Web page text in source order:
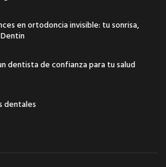
en ortodoncia invisible: tu sonrisa,
dentista de confianza para tu salud
dentales